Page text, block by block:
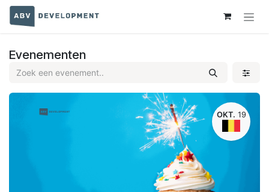
Overslaan naar inhoud
Evenementen
OKT. 19